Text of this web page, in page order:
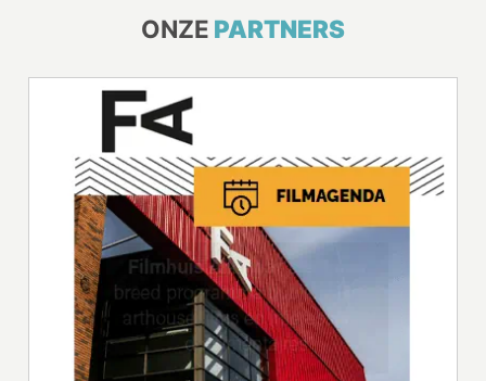
ONZE PARTNERS